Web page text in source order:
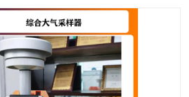
手持式油烟检测仪
二恶英采集器
LB-8110降水降尘采样器